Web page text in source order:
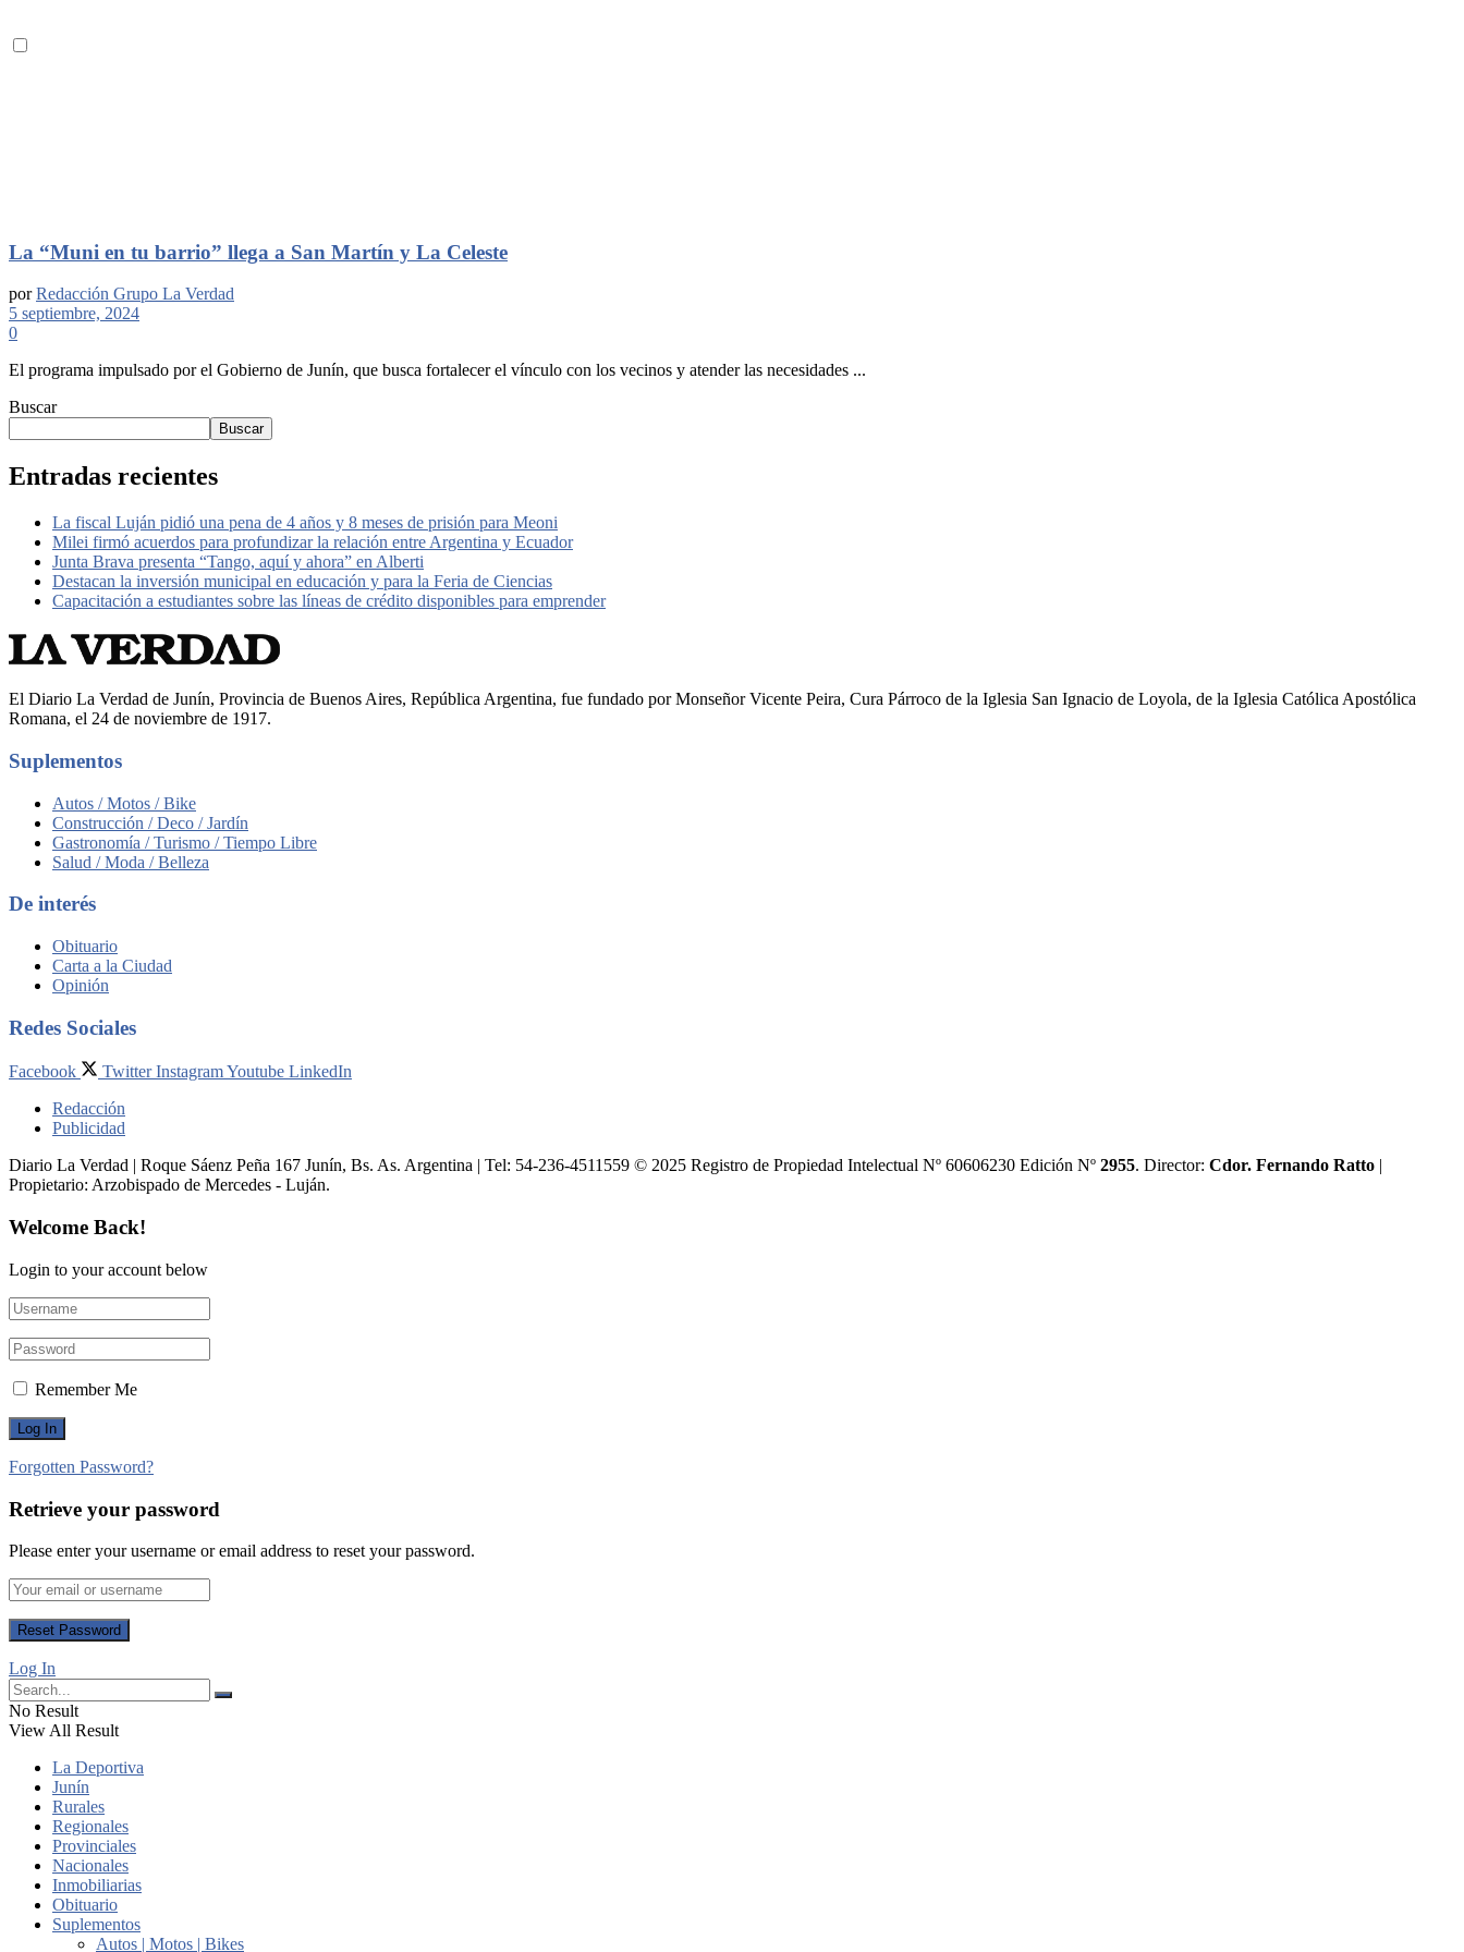
La “Muni en tu barrio” llega a San Martín y La Celeste
por Redacción Grupo La Verdad
5 septiembre, 2024
0
El programa impulsado por el Gobierno de Junín, que busca fortalecer el vínculo con los vecinos y atender las necesidades ...
Buscar
Buscar
Entradas recientes
La fiscal Luján pidió una pena de 4 años y 8 meses de prisión para Meoni
Milei firmó acuerdos para profundizar la relación entre Argentina y Ecuador
Junta Brava presenta “Tango, aquí y ahora” en Alberti
Destacan la inversión municipal en educación y para la Feria de Ciencias
Capacitación a estudiantes sobre las líneas de crédito disponibles para emprender
El Diario La Verdad de Junín, Provincia de Buenos Aires, República Argentina, fue fundado por Monseñor Vicente Peira, Cura Párroco de la Iglesia San Ignacio de Loyola, de la Iglesia Católica Apostólica
Romana, el 24 de noviembre de 1917.
Suplementos
Autos / Motos / Bike
Construcción / Deco / Jardín
Gastronomía / Turismo / Tiempo Libre
Salud / Moda / Belleza
De interés
Obituario
Carta a la Ciudad
Opinión
Redes Sociales
Facebook Twitter InstagramYoutube LinkedIn
Redacción
Publicidad
Diario La Verdad | Roque Sáenz Peña 167 Junín, Bs. As. Argentina | Tel: 54-236-4511559 © 2025 Registro de Propiedad Intelectual Nº 60606230 Edición Nº 2955. Director:​ Cdor. Fernando Ratto |
Propietario:​ Arzobispado de Mercedes - Luján.
Welcome Back!
Login to your account below
Remember Me
Forgotten Password?
Retrieve your password
Please enter your username or email address to reset your password.
Log In
No Result
View All Result
La Deportiva
Junín
Rurales
Regionales
Provinciales
Nacionales
Inmobiliarias
Obituario
Suplementos
Autos | Motos | Bikes